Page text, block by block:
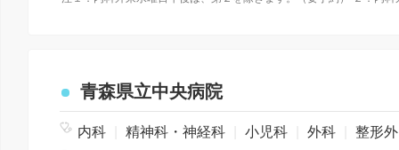
青森県立中央病院
内科 精神科・神経科 小児科 外科
整形外科